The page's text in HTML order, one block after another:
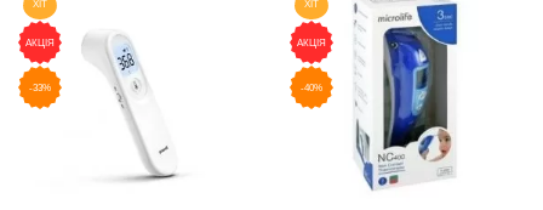
ХІТ
АКЦІЯ
-33%
ХІТ
АКЦІЯ
-40%